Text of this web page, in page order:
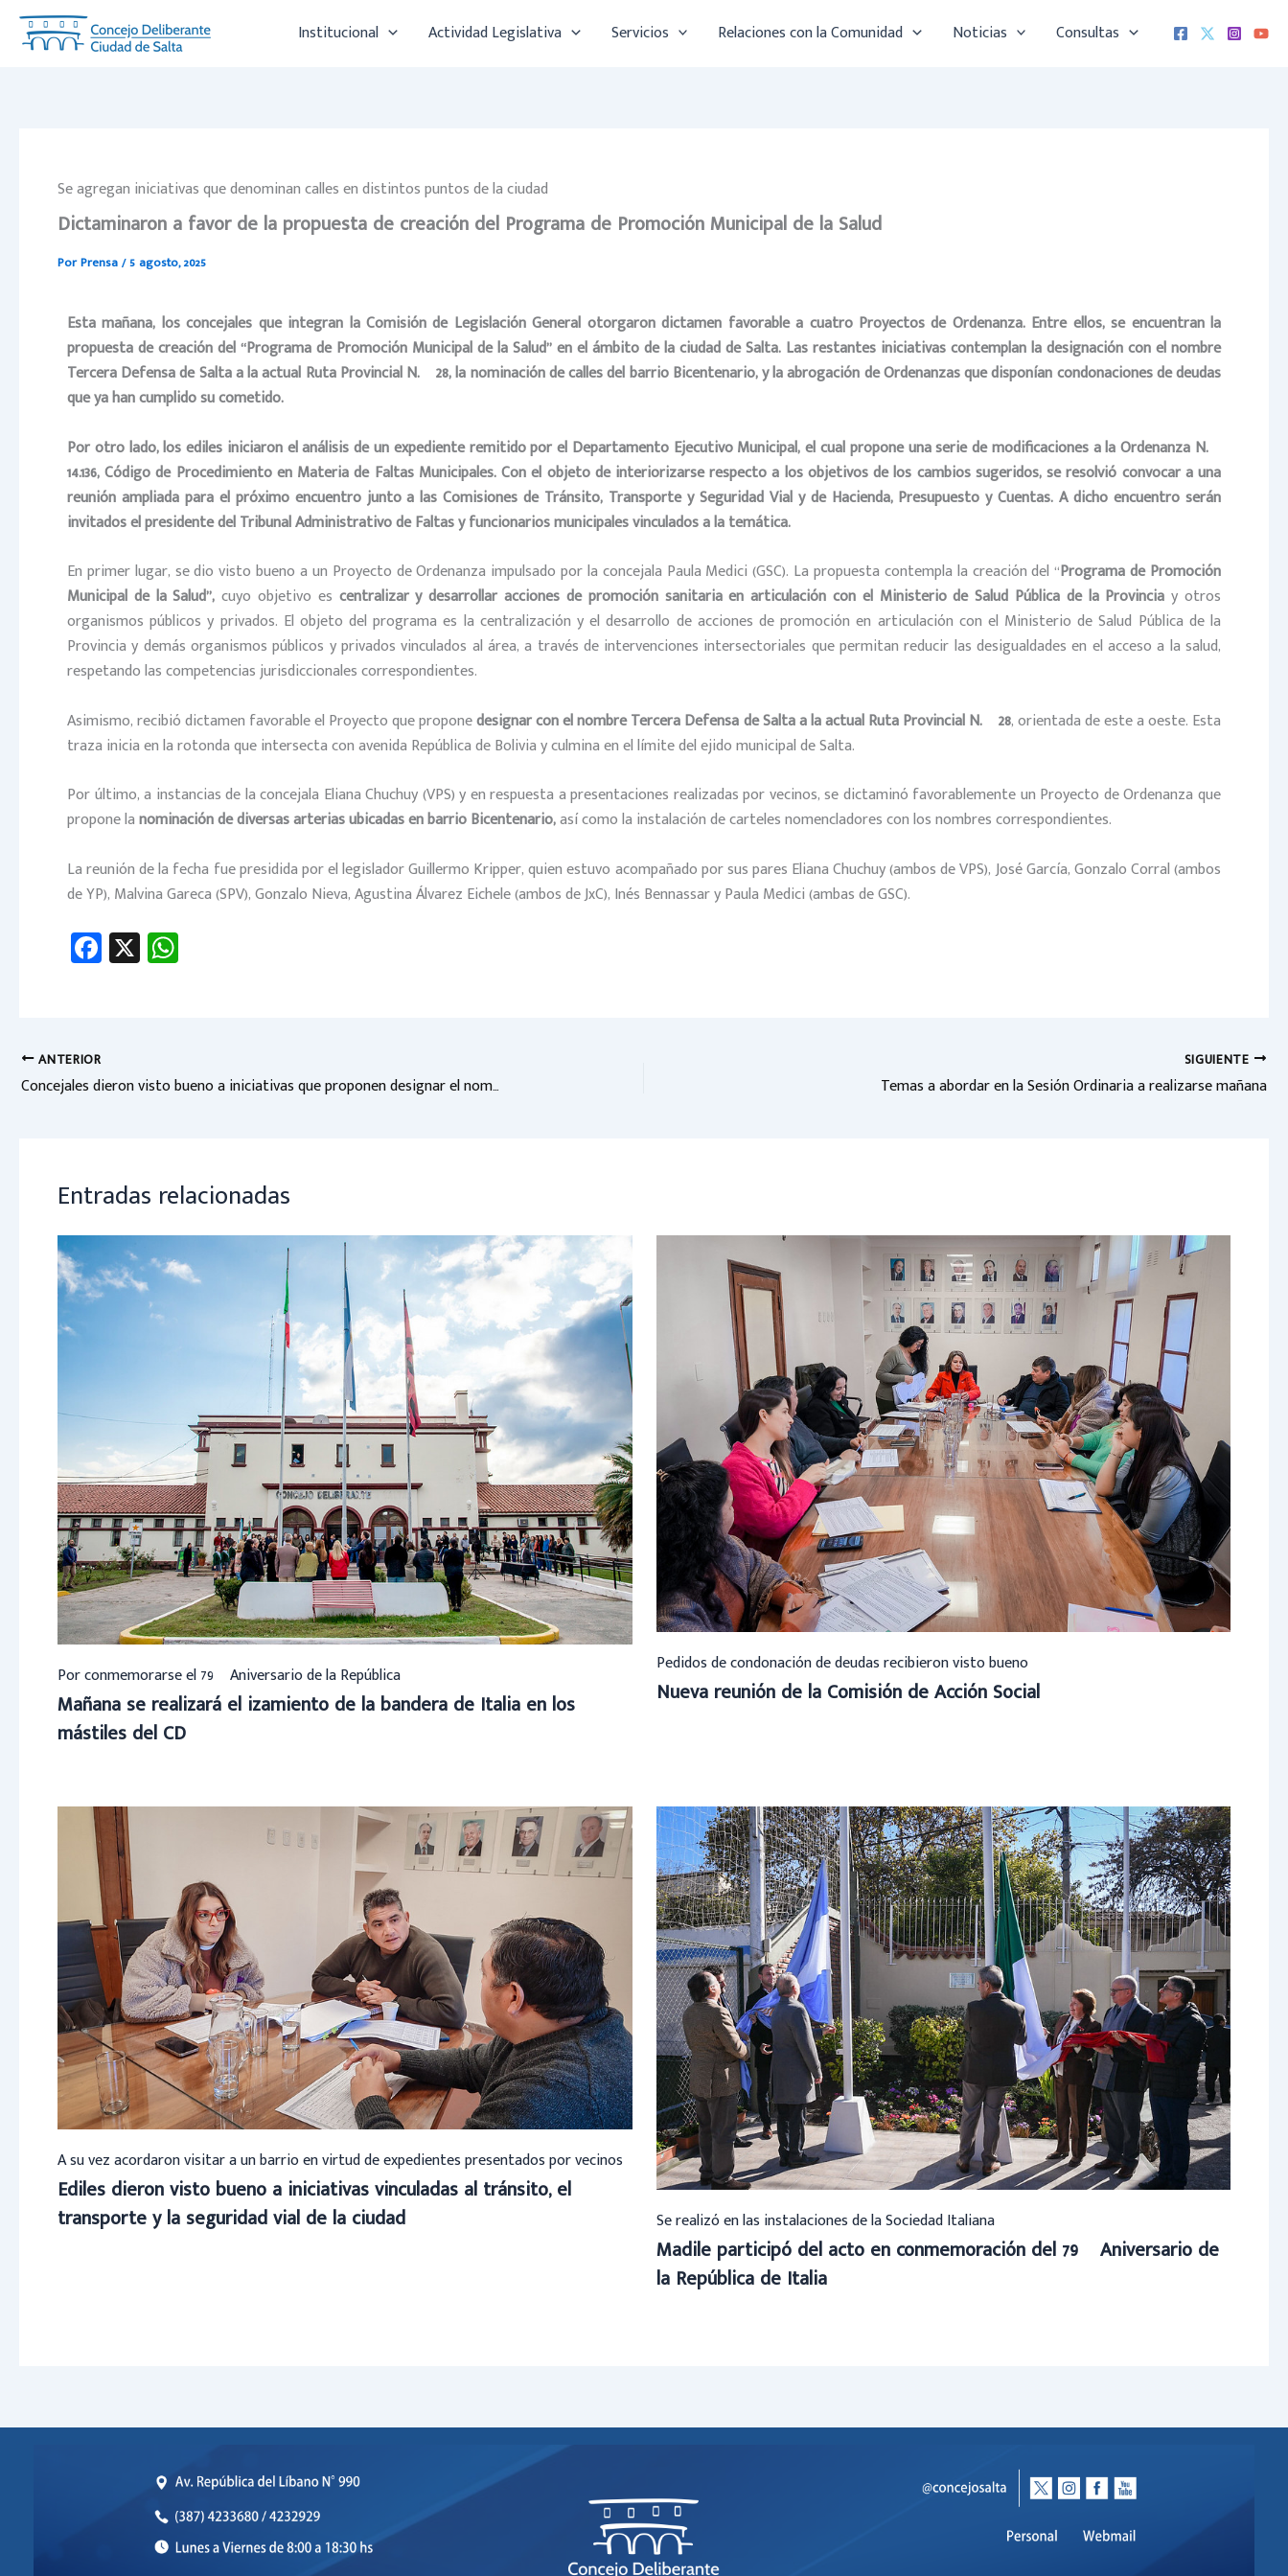
Institucional Actividad Legislativa Servicios Relaciones con la Comunidad Noticias Consultas
Se agregan iniciativas que denominan calles en distintos puntos de la ciudad
Dictaminaron a favor de la propuesta de creación del Programa de Promoción Municipal de la Salud
PorPrensa/5 agosto, 2025
Esta mañana, los concejales que integran la Comisión de Legislación General otorgaron dictamen favorable a cuatro Proyectos de Ordenanza. Entre ellos, se encuentran la
propuesta de creación del “Programa de Promoción Municipal de la Salud”en el ámbito de la ciudad de Salta. Las restantes iniciativas contemplan la designación con el nombre
Tercera Defensa de Salta a la actual Ruta Provincial N.º 28, la nominación de calles del barrio Bicentenario, y la abrogación de Ordenanzas que disponían condonaciones de deudas
que ya han cumplido su cometido.
Por otro lado, los ediles iniciaron el análisis de un expediente remitido por el Departamento Ejecutivo Municipal, el cual propone una serie de modificaciones a la Ordenanza N.º
14.136, Código de Procedimiento en Materia de Faltas Municipales. Con el objeto de interiorizarse respecto a los objetivos de los cambios sugeridos, se resolvió convocar a una
reunión ampliada para el próximo encuentro junto a las Comisiones de Tránsito, Transporte y Seguridad Vial y de Hacienda, Presupuesto y Cuentas. A dicho encuentro serán
invitados el presidente del Tribunal Administrativo de Faltas y funcionarios municipales vinculados a la temática.
En primer lugar, se dio visto bueno a un Proyecto de Ordenanza impulsado por la concejala Paula Medici (GSC). La propuesta contempla la creación del “Programa de Promoción
Municipal de la Salud”, cuyo objetivo es centralizar y desarrollar acciones de promoción sanitaria en articulación con el Ministerio de Salud Pública de la Provincia y otros
organismos públicos y privados. El objeto del programa es la centralización y el desarrollo de acciones de promoción en articulación con el Ministerio de Salud Pública de la
Provincia y demás organismos públicos y privados vinculados al área, a través de intervenciones intersectoriales que permitan reducir las desigualdades en el acceso a la salud,
respetando las competencias jurisdiccionales correspondientes.
Asimismo, recibió dictamen favorable el Proyecto que proponedesignar con el nombre Tercera Defensa de Salta a la actual Ruta Provincial N.º 28, orientada de este a oeste. Esta
traza inicia en la rotonda que intersecta con avenida República de Bolivia y culmina en el límite del ejido municipal de Salta.
Por último, a instancias de la concejala Eliana Chuchuy (VPS) y en respuesta a presentaciones realizadas por vecinos, se dictaminó favorablemente un Proyecto de Ordenanza que
propone lanominación de diversas arterias ubicadas en barrio Bicentenario,así como la instalación de carteles nomencladores con los nombres correspondientes.
La reunión de la fecha fue presidida por el legislador Guillermo Kripper, quien estuvo acompañado por sus pares Eliana Chuchuy (ambos de VPS), José García, Gonzalo Corral (ambos
de YP), Malvina Gareca (SPV), Gonzalo Nieva, Agustina Álvarez Eichele (ambos de JxC), Inés Bennassar y Paula Medici (ambas de GSC).
Fa
ce
ok
X
p
p
ANTERIOR
Concejales dieron visto bueno a iniciativas que proponen designar el nombre a una ruta y a calles de un barrio
SIGUIENTE
Temas a abordar en la Sesión Ordinaria a realizarse mañana
Entradas relacionadas
Por conmemorarse el 79º Aniversario de la República
Mañana se realizará el izamiento de la bandera de Italia en los
mástiles del CD
Pedidos de condonación de deudas recibieron visto bueno
Nueva reunión de la Comisión de Acción Social
A su vez acordaron visitar a un barrio en virtud de expedientes presentados por vecinos
Ediles dieron visto bueno a iniciativas vinculadas al tránsito, el
transporte y la seguridad vial de la ciudad
Se realizó en las instalaciones de la Sociedad Italiana
Madile participó del acto en conmemoración del 79º Aniversario de
la República de Italia